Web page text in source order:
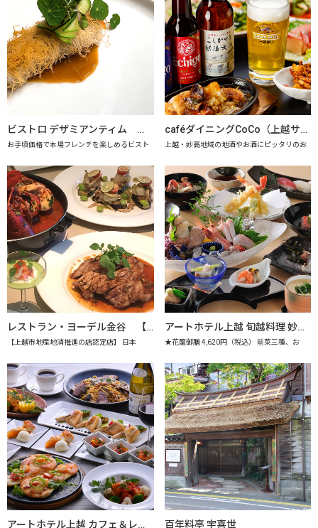
ビストロ デザミアンティム 【上越市地産地消推進の店認定店】
お手頃価格で本場フレンチを楽しめるビスト
caféダイニングCoCo（上越サンプラザホテル） 【上越市地産地消推進の店認定店】
上越・妙高地域の地酒やお酒にピッタリのお
レストラン・ヨーデル金谷 【上越市地産地消推進の店認定店】
【上越市地産地消推進の店認定店】 日本
アートホテル上越 旬越料理 妙高 【上越市地産地消推進の店認定店】
★花籠御膳 4,620円（税込） 前菜三種、お
アートホテル上越 カフェ＆レストラン アレーグロ 百年料亭 宇喜世